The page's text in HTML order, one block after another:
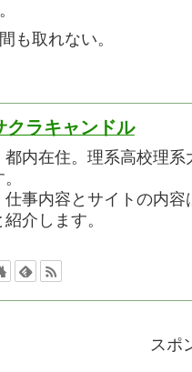
も取れない。
クラキャンドル
内在住。理系高校理系
事内容とサイトの内容
紹介します。
スポ